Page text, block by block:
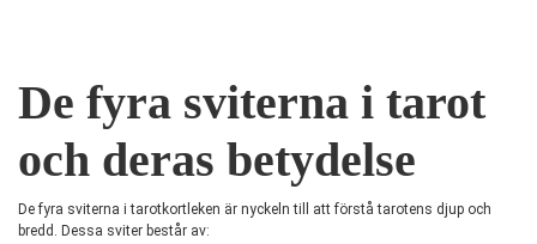
De fyra sviterna i tarot
och deras betydelse
De fyra sviterna i tarotkortleken är nyckeln till att förstå tarotens djup och
bredd. Dessa sviter består av: